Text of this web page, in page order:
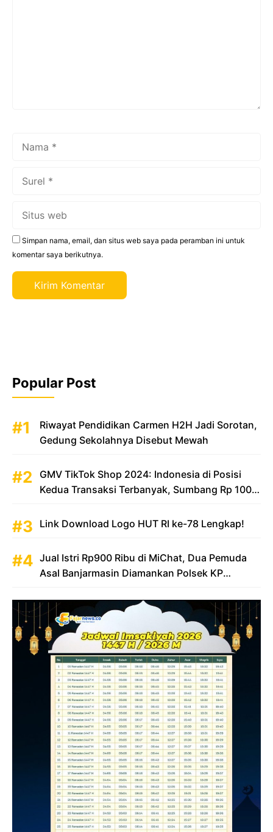
Simpan nama, email, dan situs web saya pada peramban ini untuk
komentar saya berikutnya.
Popular Post
Riwayat Pendidikan Carmen H2H Jadi Sorotan,
Gedung Sekolahnya Disebut Mewah
GMV TikTok Shop 2024: Indonesia di Posisi
Kedua Transaksi Terbanyak, Sumbang Rp 100
Link Download Logo HUT RI ke-78 Lengkap!
Jual Istri Rp900 Ribu di MiChat, Dua Pemuda
Asal Banjarmasin Diamankan Polsek KP